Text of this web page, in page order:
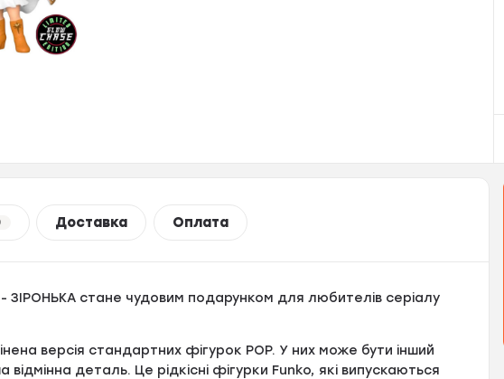
Доставка Оплата
- ЗІРОНЬКА стане чудовим подарунком для любителів серіалу
версія стандартних фігурок POP. У них може бути інший
відмінна деталь. Це рідкісні фігурки Funko, які випускаються